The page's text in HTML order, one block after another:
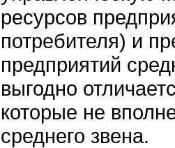
ресурсов
потребителя) и
предприятий
выгодно
которые не
среднего звена.